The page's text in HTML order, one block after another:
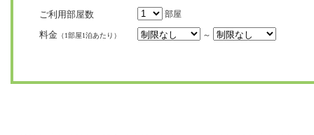
ご利用部屋数 部屋
料金 （1部屋1泊あたり） ～